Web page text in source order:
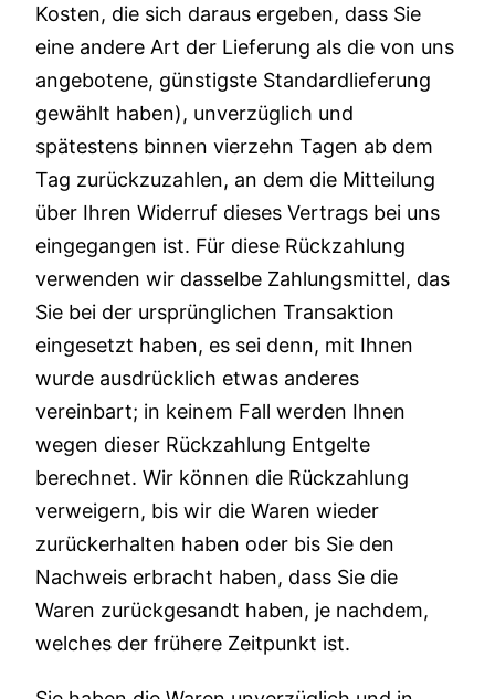
Kosten, die sich daraus ergeben, dass Sie
eine andere Art der Lieferung als die von uns
angebotene, günstigste Standardlieferung
gewählt haben), unverzüglich und
spätestens binnen vierzehn Tagen ab dem
Tag zurückzuzahlen, an dem die Mitteilung
über Ihren Widerruf dieses Vertrags bei uns
eingegangen ist. Für diese Rückzahlung
verwenden wir dasselbe Zahlungsmittel, das
Sie bei der ursprünglichen Transaktion
eingesetzt haben, es sei denn, mit Ihnen
wurde ausdrücklich etwas anderes
vereinbart; in keinem Fall werden Ihnen
wegen dieser Rückzahlung Entgelte
berechnet. Wir können die Rückzahlung
verweigern, bis wir die Waren wieder
zurückerhalten haben oder bis Sie den
Nachweis erbracht haben, dass Sie die
Waren zurückgesandt haben, je nachdem,
welches der frühere Zeitpunkt ist.